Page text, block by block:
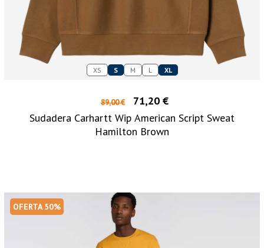
XS S M L XL
89,00 €
71,20 €
Sudadera Carhartt Wip American Script Sweat
Hamilton Brown
OFERTA 50%